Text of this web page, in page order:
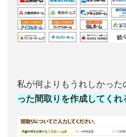
私が何よりもうれしかった
った間取りを作成してくれ